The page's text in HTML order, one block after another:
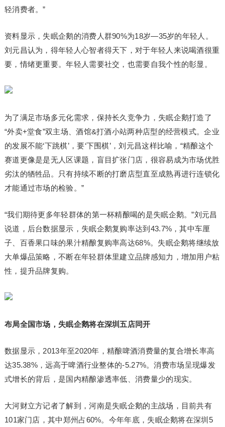
轻消费者。”
资料显示，失眠企鹅的消费人群90%为18岁—35岁的年轻人。
刘元昌认为，得年轻人心智者得天下，对于年轻人来说喝酒很重
要，情绪更重要。年轻人需要社交，也需要自我个性的彰显。
为了满足市场多元化需求，保持长久竞争力，失眠企鹅打造了
“外卖+堂食”双主场、酒馆&打酒小站两种店型的经营模式。企业
的发展不能‘下跳棋’，要‘下围棋’，刘元昌这样比喻，“精酿这个
赛道更像是是无人区课题，盲目扩张门店，很容易成为市场优胜
劣汰的牺牲品。只有持续不断的打磨店型直至成熟再进行连锁化
才能通过市场的检验。”
“我们期待更多年轻群体的第一杯精酿喝的是失眠企鹅。”刘元昌
说道，后台数据显示，失眠企鹅复购率达到43.7%，其中车厘
子、百香果口味的果汁精酿复购率高达68%。失眠企鹅将继续放
大单爆品策略，不断在年轻群体里建立品牌感知力，增加用户粘
性，提升品牌复购。
布局全国市场，失眠企鹅将在深圳五店同开
数据显示，2013年至2020年，精酿啤酒消费量的复合增长率高
达35.38%，远高于啤酒行业整体的-5.27%。消费市场呈现爆发
式增长的背后，是国内精酿渗透率低、消费量少的现实。
大河财立方记者了解到，河南是失眠企鹅的主战场，目前共有
101家门店，其中郑州占60%。今年年底，失眠企鹅将在深圳5